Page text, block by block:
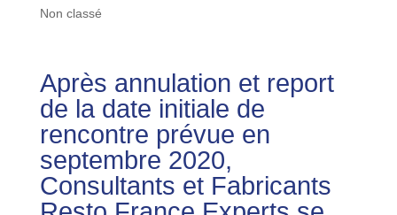
Non classé
Après annulation et report
de la date initiale de
rencontre prévue en
septembre 2020,
Consultants et Fabricants